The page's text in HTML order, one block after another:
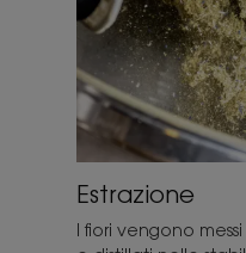
Estrazione
I fiori vengono